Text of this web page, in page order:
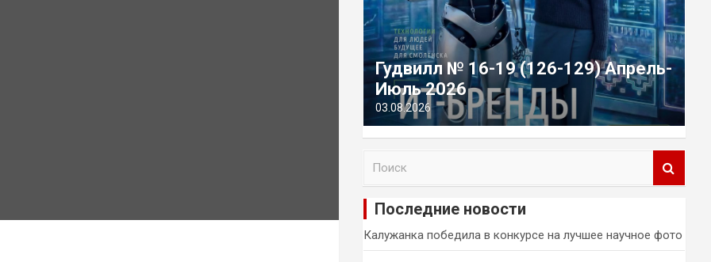
Гудвилл № 16-19 (126-129) Апрель-
Июль 2026
03.08.2026
и
Последние новости
Калужанка победила в конкурсе на лучшее научное фото